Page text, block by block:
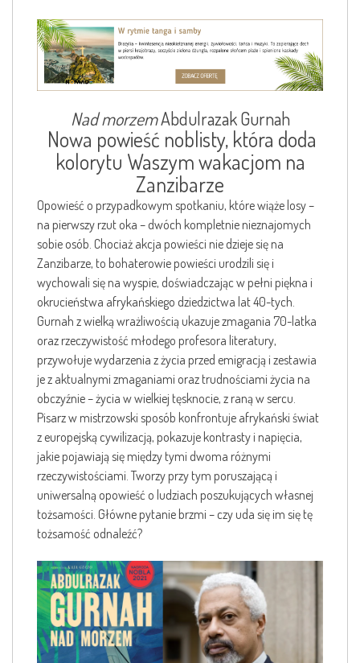
Nad morzemAbdulrazak Gurnah
Nowa powieść noblisty, która doda
kolorytu Waszym wakacjom na
Zanzibarze
Opowieść o przypadkowym spotkaniu, które wiąże losy –
na pierwszy rzut oka – dwóch kompletnie nieznajomych
sobie osób. Chociaż akcja powieści nie dzieje się na
Zanzibarze, to bohaterowie powieści urodzili się i
wychowali się na wyspie, doświadczając w pełni piękna i
okrucieństwa afrykańskiego dziedzictwa lat 40-tych.
Gurnah z wielką wrażliwością ukazuje zmagania 70-latka
oraz rzeczywistość młodego profesora literatury,
przywołuje wydarzenia z życia przed emigracją i zestawia
je z aktualnymi zmaganiami oraz trudnościami życia na
obczyźnie – życia w wielkiej tęsknocie, z raną w sercu.
Pisarz w mistrzowski sposób konfrontuje afrykański świat
z europejską cywilizacją, pokazuje kontrasty i napięcia,
jakie pojawiają się między tymi dwoma różnymi
rzeczywistościami. Tworzy przy tym poruszającą i
uniwersalną opowieść o ludziach poszukujących własnej
tożsamości. Główne pytanie brzmi – czy uda się im się tę
tożsamość odnaleźć?